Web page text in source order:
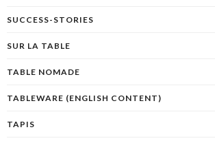
SUCCESS-STORIES
SUR LA TABLE
TABLE NOMADE
TABLEWARE (ENGLISH CONTENT)
TAPIS